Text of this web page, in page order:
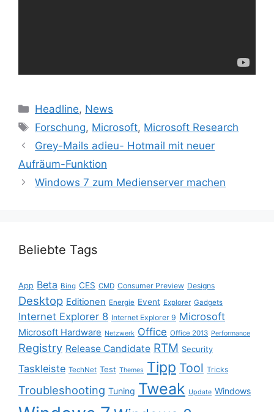
Kategorien
Headline, News
Schlagwörter
Forschung, Microsoft, Microsoft Research
Grey-Mails adieu- Hotmail mit neuer
Aufräum-Funktion
Windows 7 zum Medienserver machen
Beliebte Tags
App Beta Bing CES CMD Consumer Preview Designs
Desktop Editionen Energie Event Explorer Gadgets
Internet Explorer 8 Internet Explorer 9 Microsoft
Microsoft Hardware Netzwerk Office Office 2013 Performance
Registry Release Candidate RTM Security
Taskleiste TechNet Test Themes Tipp Tool Tricks
Troubleshooting Tuning Tweak Update Windows